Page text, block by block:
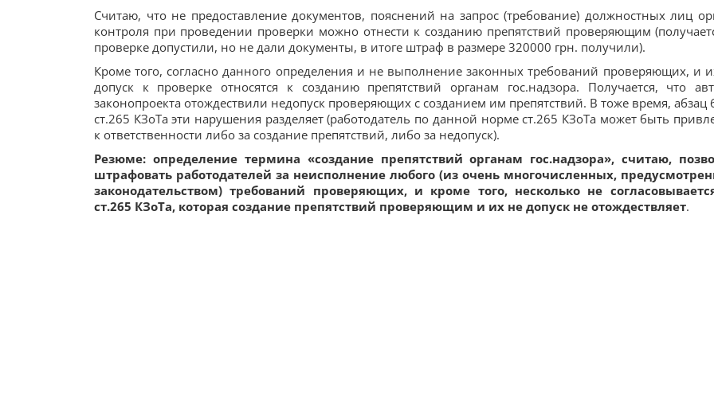
Считаю, что не предоставление документов, пояснений на запрос (требование) должностных лиц
контроля при проведении проверки можно отнести к созданию препятствий проверяющим
проверке допустили, но не дали документы, в итоге штраф в размере 320000 грн. получили).
Кроме того, согласно данного определения и не выполнение законных требований проверяющих, и
допуск к проверке относятся к созданию препятствий органам гос.надзора. Получается, что
законопроекта отождествили недопуск проверяющих с созданием им препятствий. В тоже время, абзац
ст.265 КЗоТа эти нарушения разделяет (работодатель по данной норме ст.265 КЗоТа может быть
к ответственности либо за создание препятствий, либо за недопуск).
Резюме: определение термина «создание препятствий органам гос.надзора», считаю,
штрафовать работодателей за неисполнение любого (из очень многочисленных,
законодательством) требований проверяющих, и кроме того, несколько не
ст.265 КЗоТа, которая создание препятствий проверяющим и их не допуск не отождествляет.